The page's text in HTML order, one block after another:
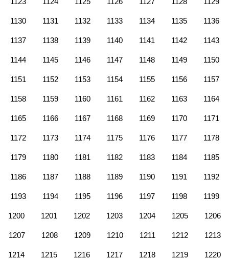
1130 1131 1132 1133 1134 1135 1136
1137 1138 1139 1140 1141 1142 1143
1144 1145 1146 1147 1148 1149 1150
1151 1152 1153 1154 1155 1156 1157
1158 1159 1160 1161 1162 1163 1164
1165 1166 1167 1168 1169 1170 1171
1172 1173 1174 1175 1176 1177 1178
1179 1180 1181 1182 1183 1184 1185
1186 1187 1188 1189 1190 1191 1192
1193 1194 1195 1196 1197 1198 1199
1200 1201 1202 1203 1204 1205 1206
1207 1208 1209 1210 1211 1212 1213
1214 1215 1216 1217 1218 1219 1220